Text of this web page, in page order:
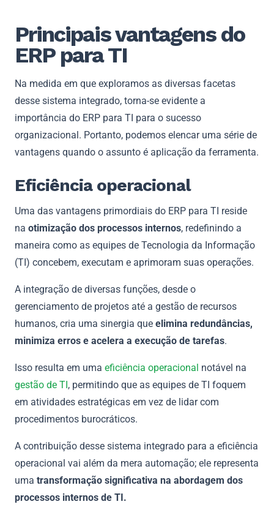
Principais vantagens do
ERP para TI
Na medida em que exploramos as diversas facetas
desse sistema integrado, torna-se evidente a
importância do ERP para TI para o sucesso
organizacional. Portanto, podemos elencar uma série de
vantagens quando o assunto é aplicação da ferramenta.
Eficiência operacional
Uma das vantagens primordiais do ERP para TI reside
na otimização dos processos internos, redefinindo a
maneira como as equipes de Tecnologia da Informação
(TI) concebem, executam e aprimoram suas operações.
A integração de diversas funções, desde o
gerenciamento de projetos até a gestão de recursos
humanos, cria uma sinergia que elimina redundâncias,
minimiza erros e acelera a execução de tarefas.
Isso resulta em uma eficiência operacional notável na
gestão de TI, permitindo que as equipes de TI foquem
em atividades estratégicas em vez de lidar com
procedimentos burocráticos.
A contribuição desse sistema integrado para a eficiência
operacional vai além da mera automação; ele representa
uma transformação significativa na abordagem dos
processos internos de TI.